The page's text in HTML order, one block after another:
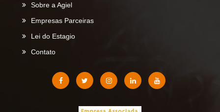
Sobre a Agiel
Empresas Parceiras
Lei do Estagio
Contato